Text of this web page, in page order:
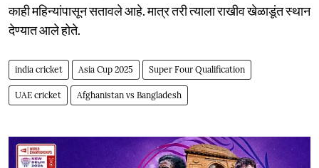
काही महिन्यांपासून सतावले आहे. मात्र तरी त्याला राखीव खेळाडूंत स्थान
देण्यात आले होते.
india cricket Asia Cup 2025 Super Four Qualification
UAE cricket Afghanistan vs Bangladesh